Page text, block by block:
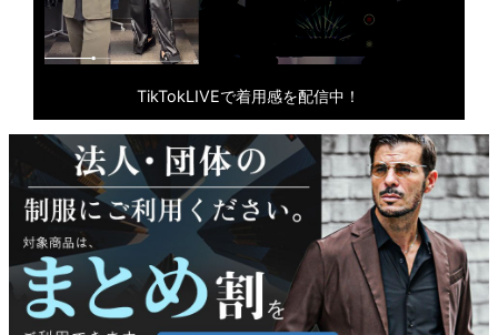
TikTokLIVEで着用感を配信中！